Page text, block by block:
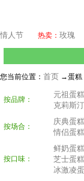
情人节 热卖： 玫瑰
您当前位置： 首页 →蛋糕
按品牌：
元祖蛋糕
克莉斯汀
按场合：
庆典蛋糕
情侣蛋糕
按口味：
鲜奶蛋糕
芝士蛋糕
冰激凌